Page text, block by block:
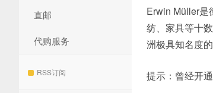
直邮
代购服务
RSS订阅
Erwin Müller是
纺、家具等十
洲极具知名度的
提示：曾经开